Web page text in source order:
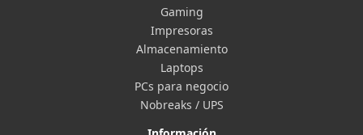
Gaming
Impresoras
Almacenamiento
Laptops
PCs para negocio
Nobreaks / UPS